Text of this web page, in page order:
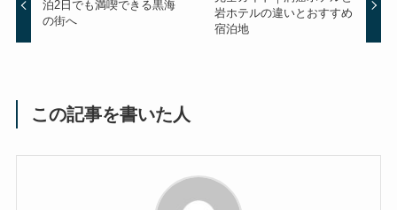
泊2日でも満喫できる黒海
の街へ
岩ホテルの違いとおすすめ
宿泊地
この記事を書いた人